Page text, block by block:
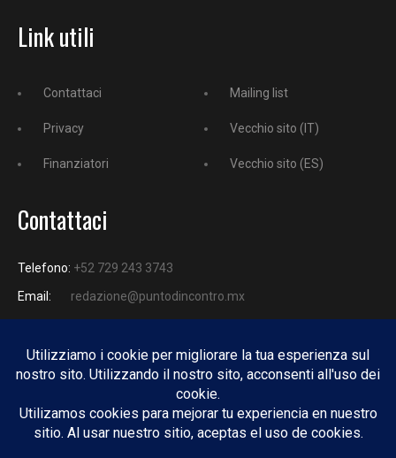
Link utili
Contattaci
Privacy
Finanziatori
Mailing list
Vecchio sito (IT)
Vecchio sito (ES)
Contattaci
Telefono: +52 729 243 3743
Email:
redazione@puntodincontro.mx
PUNTODINCONTRO